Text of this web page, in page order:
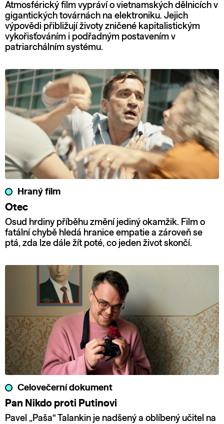
Atmosférický film vypráví o vietnamských dělnicích v
gigantických továrnách na elektroniku. Jejich
výpovědi přibližují životy zničené kapitalistickým
vykořisťováním i podřadným postavením v
patriarchálním systému.
Hraný film
Otec
Osud hrdiny příběhu změní jediný okamžik. Film o
fatální chybě hledá hranice empatie a zároveň se
ptá, zda lze dále žít poté, co jeden život skončí.
Celovečerní dokument
Pan Nikdo proti Putinovi
Pavel „Paša“ Talankin je nadšený a oblíbený učitel na